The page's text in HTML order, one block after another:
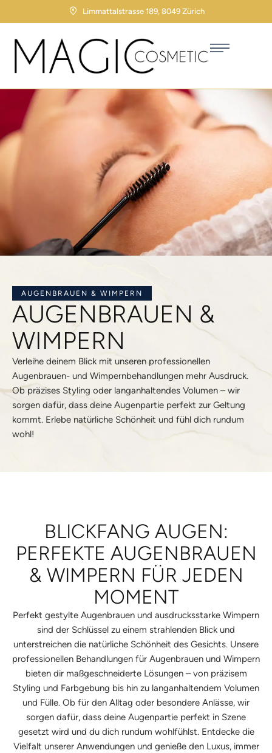
Limmattalstrasse 189, 8049 Zürich
AUGENBRAUEN & WIMPERN
AUGENBRAUEN &
WIMPERN
Verleihe deinem Blick mit unseren professionellen
Augenbrauen- und Wimpernbehandlungen mehr Ausdruck.
Ob präzises Styling oder langanhaltendes Volumen – wir
sorgen dafür, dass deine Augenpartie perfekt zur Geltung
kommt. Erlebe natürliche Schönheit und fühl dich rundum
wohl!
BLICKFANG AUGEN:
PERFEKTE AUGENBRAUEN
& WIMPERN FÜR JEDEN
MOMENT
Perfekt gestylte Augenbrauen und ausdrucksstarke Wimpern
sind der Schlüssel zu einem strahlenden Blick und
unterstreichen die natürliche Schönheit des Gesichts. Unsere
professionellen Behandlungen für Augenbrauen und Wimpern
bieten dir maßgeschneiderte Lösungen – von präzisem
Styling und Farbgebung bis hin zu langanhaltendem Volumen
und Fülle. Ob für den Alltag oder besondere Anlässe, wir
sorgen dafür, dass deine Augenpartie perfekt in Szene
gesetzt wird und du dich rundum wohlfühlst. Entdecke die
Vielfalt unserer Anwendungen und genieße den Luxus, immer